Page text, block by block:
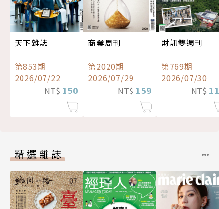
天下雜誌
第853期
2026/07/22
NT$ 150
商業周刊
第2020期
2026/07/29
NT$ 159
財訊雙週刊
第769期
2026/07/30
NT$
精選雜誌